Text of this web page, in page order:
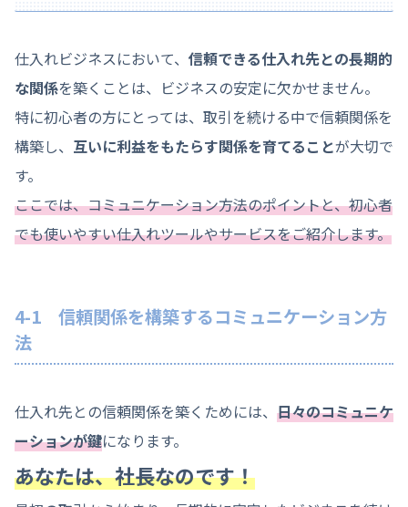
仕入れビジネスにおいて、 信頼できる仕入れ先との長期的
な関係を築くことは、ビジネスの安定に欠かせません。
特に初心者の方にとっては、取引を続ける中で信頼関係を
構築し、 互いに利益をもたらす関係を育てることが大切で
す。
ここでは、コミュニケーション方法のポイントと、初心者
でも使いやすい仕入れツールやサービスをご紹介します。
4-1 信頼関係を構築するコミュニケーション方
法
仕入れ先との信頼関係を築くためには、 日々のコミュニケ
ーションが鍵になります。
あなたは、社長なのです！